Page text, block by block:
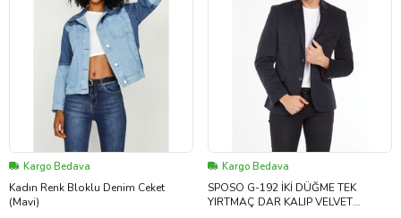
Kargo Bedava
Kadın Renk Bloklu Denim Ceket
(Mavi)
Kargo Bedava
SPOSO G-192 İKİ DÜĞME TEK
YIRTMAÇ DAR KALIP VELVET